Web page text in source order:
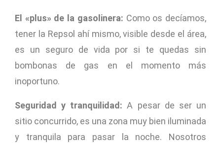
El «plus» de la gasolinera: Como os decíamos,
tener la Repsol ahí mismo, visible desde el área,
es un seguro de vida por si te quedas sin
bombonas de gas en el momento más
inoportuno.
Seguridad y tranquilidad: A pesar de ser un
sitio concurrido, es una zona muy bien iluminada
y tranquila para pasar la noche. Nosotros